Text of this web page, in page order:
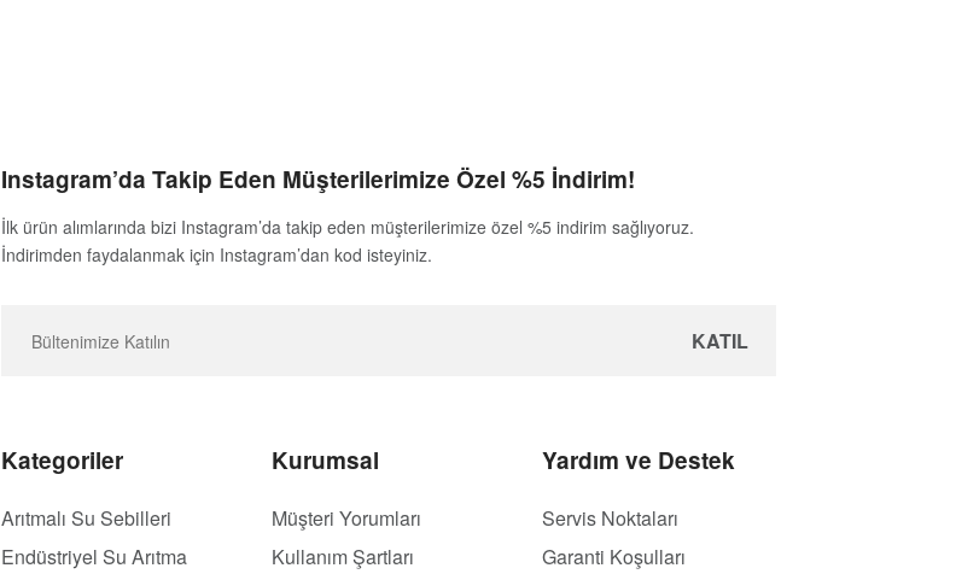
Instagram’da Takip Eden Müşterilerimize Özel %5 İndirim!
İlk ürün alımlarında bizi Instagram’da takip eden müşterilerimize özel %5 indirim sağlıyoruz.
İndirimden faydalanmak için Instagram’dan kod isteyiniz.
Kategoriler
Arıtmalı Su Sebilleri
Endüstriyel Su Arıtma
Kurumsal
Müşteri Yorumları
Kullanım Şartları
Yardım ve Destek
Servis Noktaları
Garanti Koşulları